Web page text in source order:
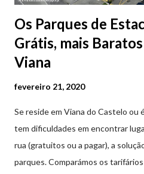
Os Parques de
Grátis, mais
Viana
fevereiro 21, 2020
Se reside em Viana do Castelo ou
tem dificuldades em encontrar
rua (gratuitos ou a pagar), a
parques. Comparámos os